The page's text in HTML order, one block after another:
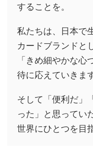
することを。
私たちは、日本で
カードブランドと
「きめ細やかな
待に応えていきま
そして「便利だ」
った」と思ってい
世界にひとつを目